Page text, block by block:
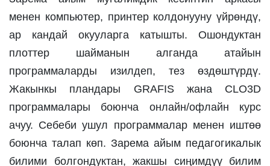
менен компьютер, принтер колдонууну үйрөндү,
ар кандай окууларга катышты. Ошондуктан
плоттер шайманын алганда атайын
программаларды изилдеп, тез өздөштүрдү.
Жакынкы пландары GRAFIS жана CLO3D
программалары боюнча онлайн/офлайн курс
ачуу. Себеби ушул программалар менен иштөө
боюнча талап көп. Зарема айым педагогикалык
билими болгондуктан, жакшы сиңимдүү билим